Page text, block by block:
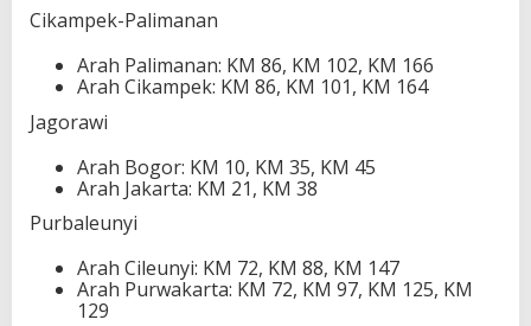
Cikampek-Palimanan
Arah Palimanan: KM 86, KM 102, KM 166
Arah Cikampek: KM 86, KM 101, KM 164
Jagorawi
Arah Bogor: KM 10, KM 35, KM 45
Arah Jakarta: KM 21, KM 38
Purbaleunyi
Arah Cileunyi: KM 72, KM 88, KM 147
Arah Purwakarta: KM 72, KM 97, KM 125, KM
129